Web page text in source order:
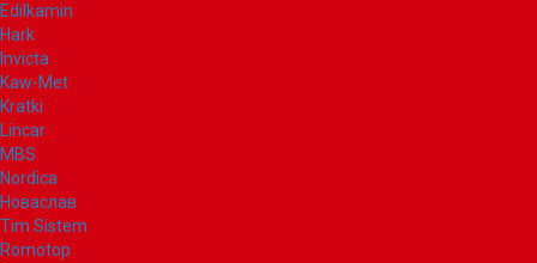
Edilkamin
Hark
Invicta
Kaw-Met
Kratki
Lincar
MBS
Nordica
Новаслав
Tim Sistem
Romotop